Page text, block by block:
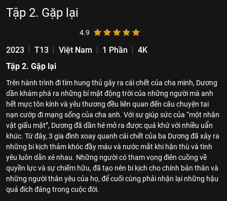
Tập 2. Gặp lại
4.9
2023 T13 Việt Nam 1 Phần
4K
Tập 2. Gặp lại
Trên hành trình đi tìm hung thủ gây ra cái chết của cha mình, Dương
dần khám phá ra những bí mật động trời của những người mà anh
hết mực tôn kính và yêu thương đều liên quan đến câu chuyện tai
nạn cướp đi mạng sống của cha anh. Với sự giúp sức của “một nhân
vật giấu mặt”, Dương đã dần hé mở ra được quá khứ với nhiều uẩn
khúc. Từ đây, 3 gia đình xoay quanh cái chết của ba Dương đã xảy ra
những bi kịch thảm khóc đầy máu và nước mắt khi hận thù và tình
yêu luôn dằn xé nhau. Những người có tham vọng điên cuồng về
quyền lực và sự chiếm hữu, đã tạo nên bi kịch cho chính bản thân và
những người thân yêu của họ, để cuối cùng phải nhận lại những hậu
quả đích đáng trong cuộc đời.